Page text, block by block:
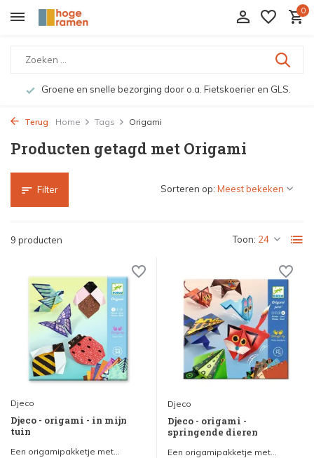
0
Groene en snelle bezorging door o.a. Fietskoerier en GLS.
Terug Home Tags Origami
Producten getagd met Origami
Filter
9 producten Toon:
Sorteren op:
Djeco
Djeco - origami - in mijn
tuin
Een origamipakketje met...
Djeco
Djeco - origami -
springende dieren
Een origamipakketje met...